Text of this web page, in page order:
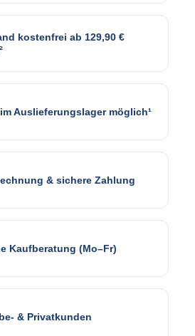
kostenfrei ab 129,90 €
Auslieferungslager möglich¹
& sichere Zahlung
Kaufberatung (Mo–Fr)
& Privatkunden